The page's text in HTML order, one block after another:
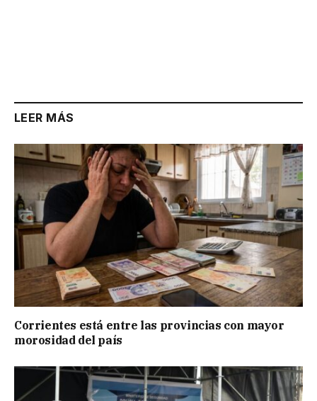
LEER MÁS
Corrientes está entre las provincias con mayor
morosidad del país